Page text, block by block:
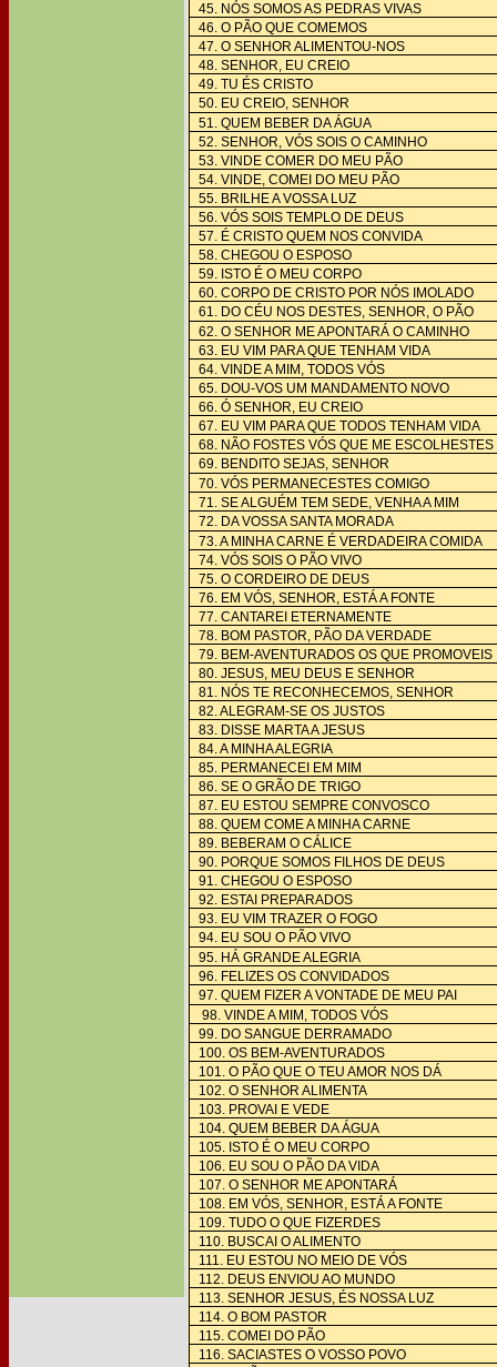
45. NÓS SOMOS AS PEDRAS VIVAS
46. O PÃO QUE COMEMOS
47. O SENHOR ALIMENTOU-NOS
48. SENHOR, EU CREIO
49. TU ÉS CRISTO
50. EU CREIO, SENHOR
51. QUEM BEBER DA ÁGUA
52. SENHOR, VÓS SOIS O CAMINHO
53. VINDE COMER DO MEU PÃO
54. VINDE, COMEI DO MEU PÃO
55. BRILHE A VOSSA LUZ
56. VÓS SOIS TEMPLO DE DEUS
57. É CRISTO QUEM NOS CONVIDA
58. CHEGOU O ESPOSO
59. ISTO É O MEU CORPO
60. CORPO DE CRISTO POR NÓS IMOLADO
61. DO CÉU NOS DESTES, SENHOR, O PÃO
62. O SENHOR ME APONTARÁ O CAMINHO
63. EU VIM PARA QUE TENHAM VIDA
64. VINDE A MIM, TODOS VÓS
65. DOU-VOS UM MANDAMENTO NOVO
66. Ó SENHOR, EU CREIO
67. EU VIM PARA QUE TODOS TENHAM VIDA
68. NÃO FOSTES VÓS QUE ME ESCOLHESTES
69. BENDITO SEJAS, SENHOR
70. VÓS PERMANECESTES COMIGO
71. SE ALGUÉM TEM SEDE, VENHA A MIM
72. DA VOSSA SANTA MORADA
73. A MINHA CARNE É VERDADEIRA COMIDA
74. VÓS SOIS O PÃO VIVO
75. O CORDEIRO DE DEUS
76. EM VÓS, SENHOR, ESTÁ A FONTE
77. CANTAREI ETERNAMENTE
78. BOM PASTOR, PÃO DA VERDADE
79. BEM-AVENTURADOS OS QUE PROMOVEIS
80. JESUS, MEU DEUS E SENHOR
81. NÓS TE RECONHECEMOS, SENHOR
82. ALEGRAM-SE OS JUSTOS
83. DISSE MARTA A JESUS
84. A MINHA ALEGRIA
85. PERMANECEI EM MIM
86. SE O GRÃO DE TRIGO
87. EU ESTOU SEMPRE CONVOSCO
88. QUEM COME A MINHA CARNE
89. BEBERAM O CÁLICE
90. PORQUE SOMOS FILHOS DE DEUS
91. CHEGOU O ESPOSO
92. ESTAI PREPARADOS
93. EU VIM TRAZER O FOGO
94. EU SOU O PÃO VIVO
95. HÁ GRANDE ALEGRIA
96. FELIZES OS CONVIDADOS
97. QUEM FIZER A VONTADE DE MEU PAI
98. VINDE A MIM, TODOS VÓS
99. DO SANGUE DERRAMADO
100. OS BEM-AVENTURADOS
101. O PÃO QUE O TEU AMOR NOS DÁ
102. O SENHOR ALIMENTA
103. PROVAI E VEDE
104. QUEM BEBER DA ÁGUA
105. ISTO É O MEU CORPO
106. EU SOU O PÃO DA VIDA
107. O SENHOR ME APONTARÁ
108. EM VÓS, SENHOR, ESTÁ A FONTE
109. TUDO O QUE FIZERDES
110. BUSCAI O ALIMENTO
111. EU ESTOU NO MEIO DE VÓS
112. DEUS ENVIOU AO MUNDO
113. SENHOR JESUS, ÉS NOSSA LUZ
114. O BOM PASTOR
115. COMEI DO PÃO
116. SACIASTES O VOSSO POVO